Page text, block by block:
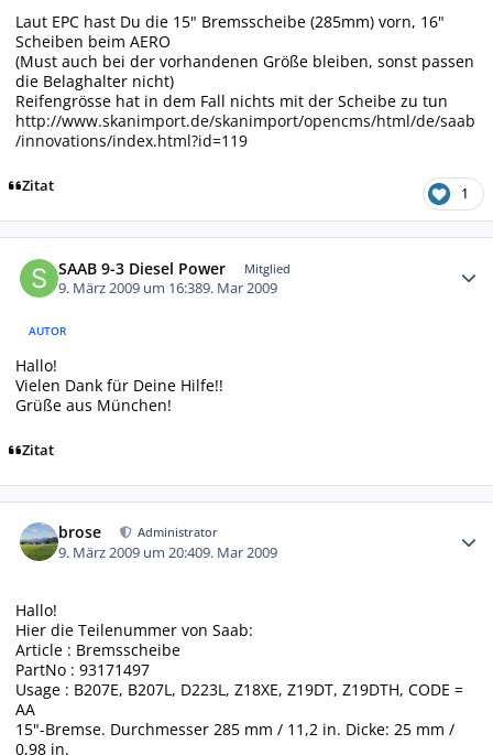
Laut EPC hast Du die 15" Bremsscheibe (285mm) vorn, 16"
Scheiben beim AERO
(Must auch bei der vorhandenen Größe bleiben, sonst passen
die Belaghalter nicht)
Reifengrösse hat in dem Fall nichts mit der Scheibe zu tun
http://www.skanimport.de/skanimport/opencms/html/de/saab
/innovations/index.html?id=119
Zitat 1
SAAB 9-3 Diesel Power Mitglied
9. März 2009 um 16:389. Mar 2009
AUTOR
Hallo!
Vielen Dank für Deine Hilfe!!
Grüße aus München!
Zitat
brose Administrator
9. März 2009 um 20:409. Mar 2009
Hallo!
Hier die Teilenummer von Saab:
Article : Bremsscheibe
PartNo : 93171497
Usage : B207E, B207L, D223L, Z18XE, Z19DT, Z19DTH, CODE =
AA
15"-Bremse. Durchmesser 285 mm / 11,2 in. Dicke: 25 mm /
0,98 in.